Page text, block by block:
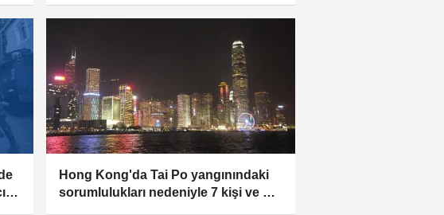
Hong Kong'da Tai Po yangınındaki
sorumlulukları nedeniyle 7 kişi ve 2